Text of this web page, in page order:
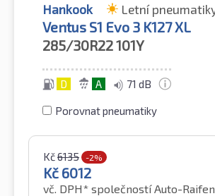
Hankook Letní
Ventus S1 Evo 3 K127 XL
285/30R22101Y
D A 71 dB
Porovnat pneumatiky
Kč6135 -2%
Kč 6012
vč. DPH* společností Auto-